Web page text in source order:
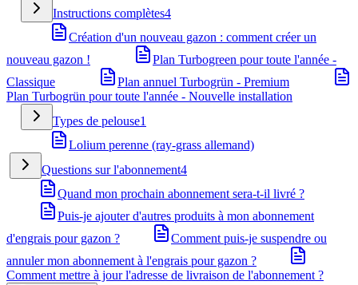
Instructions complètes4
Création d'un nouveau gazon : comment créer un
nouveau gazon !
Plan Turbogreen pour toute l'année -
Classique
Plan annuel Turbogrün - Premium
Plan Turbogrün pour toute l'année - Nouvelle installation
Types de pelouse1
Lolium perenne (ray-grass allemand)
Questions sur l'abonnement4
Quand mon prochain abonnement sera-t-il livré ?
Puis-je ajouter d'autres produits à mon abonnement
d'engrais pour gazon ?
Comment puis-je suspendre ou
annuler mon abonnement à l'engrais pour gazon ?
Comment mettre à jour l'adresse de livraison de l'abonnement ?